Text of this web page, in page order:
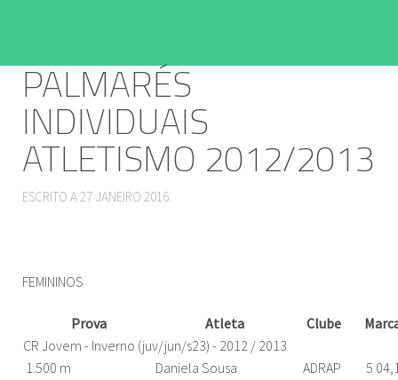
PALMARÉS
INDIVIDUAIS
ATLETISMO 2012/2013
ESCRITO A27 JANEIRO 2016.
FEMININOS
Prova Atleta Clube
CR Jovem - Inverno (juv/jun/s23) - 2012 / 2013
1.500 m
Daniela Sousa ADRAP
5